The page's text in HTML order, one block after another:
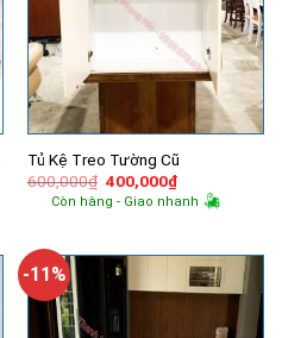
Tủ Kệ Treo Tường Cũ
600,000₫ Giá
gốc
là:
400,000₫Giá
hiện
tại
Còn hàng - Giao nhanh
-11%